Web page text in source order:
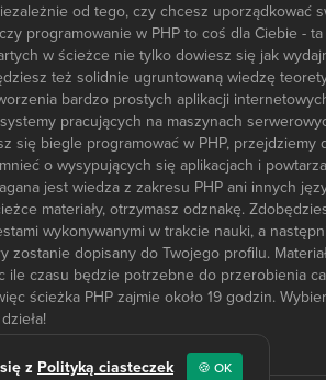
od tego, czy chcesz uporządkować
programowanie w PHP to coś dla Ciebie -
w ścieżce nie tylko dowiesz się jak
też solidnie ugruntowaną wiedzę
bardzo prostych aplikacji
pracujących na maszynach
się biegle programować w PHP,
o wysypujących się aplikacjach i
jest wiedza z zakresu PHP ani innych
materiały, otrzymasz odznakę.
wykonywanymi w trakcie nauki, a
zostanie dopisany do Twojego profilu.
ile czasu będzie potrzebne do przerobienia
ścieżka PHP zajmie około 19 godzin.
z Polityką ciasteczek 🍪 OK